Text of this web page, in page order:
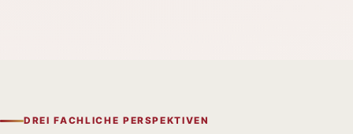
DREI FACHLICHE PERSPEKTIVEN